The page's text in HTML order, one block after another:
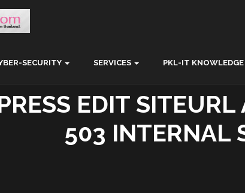
SECURITY SERVICES PKL-IT KNOWLEDGE
EDIT
503 INTERNAL